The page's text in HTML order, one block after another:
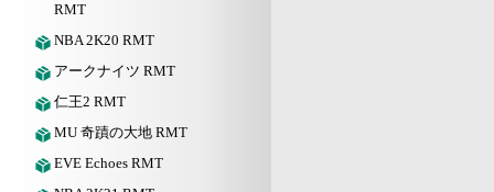
RMT
NBA 2K20 RMT
アークナイツ RMT
仁王2 RMT
MU 奇蹟の大地 RMT
EVE Echoes RMT